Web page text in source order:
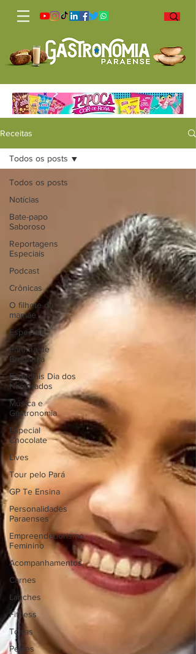
Receitas
Todos os posts
Notícias
Bate-papo
Saboroso
Reportagens
Especiais
Podcast
Crônicas
O filhote da
mamãe
Especiais
Farinha de
Bragança
Especiais Dia dos
Namorados
Música e
Gastronomia
Especial
Chocolate
Lives
Tour pelo Pará
GP Te Ensina
Personalidades
Paraenses
Empreendedorismo
Feminino
Acompanhamentos
Carnes
Lanches
Fitness
Tortas
Peixes
Todos os posts